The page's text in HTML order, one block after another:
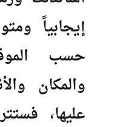
إيجابياً
حسب
والمكان
عليها،